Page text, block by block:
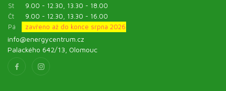
St
9.00 - 12.30, 13.30 - 18.00
Čt
9.00 - 12.30, 13.30 - 16.00
Pá
zavřeno až do konce srpna 2026
info@energycentrum.cz
Palackého 642/13, Olomouc